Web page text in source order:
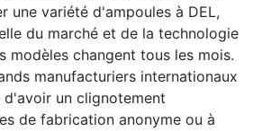
une variété d'ampoules à DEL,
du marché et de la technologie
modèles changent tous les mois.
manufacturiers internationaux
un clignotement
de fabrication anonyme ou à